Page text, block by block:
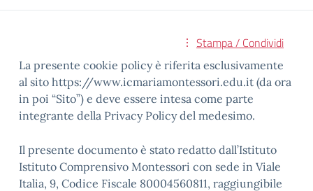
Stampa / Condividi
La presente cookie policy è riferita esclusivamente
al sito https://www.icmariamontessori.edu.it (da ora
in poi “Sito”) e deve essere intesa come parte
integrante della Privacy Policy del medesimo.
Il presente documento è stato redatto dall’Istituto
Istituto Comprensivo Montessori con sede in Viale
Italia, 9, Codice Fiscale 80004560811, raggiungibile